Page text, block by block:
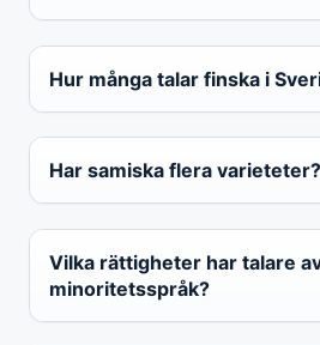
Hur många talar finska i
Har samiska flera varieteter?
Vilka rättigheter har talare
minoritetsspråk?